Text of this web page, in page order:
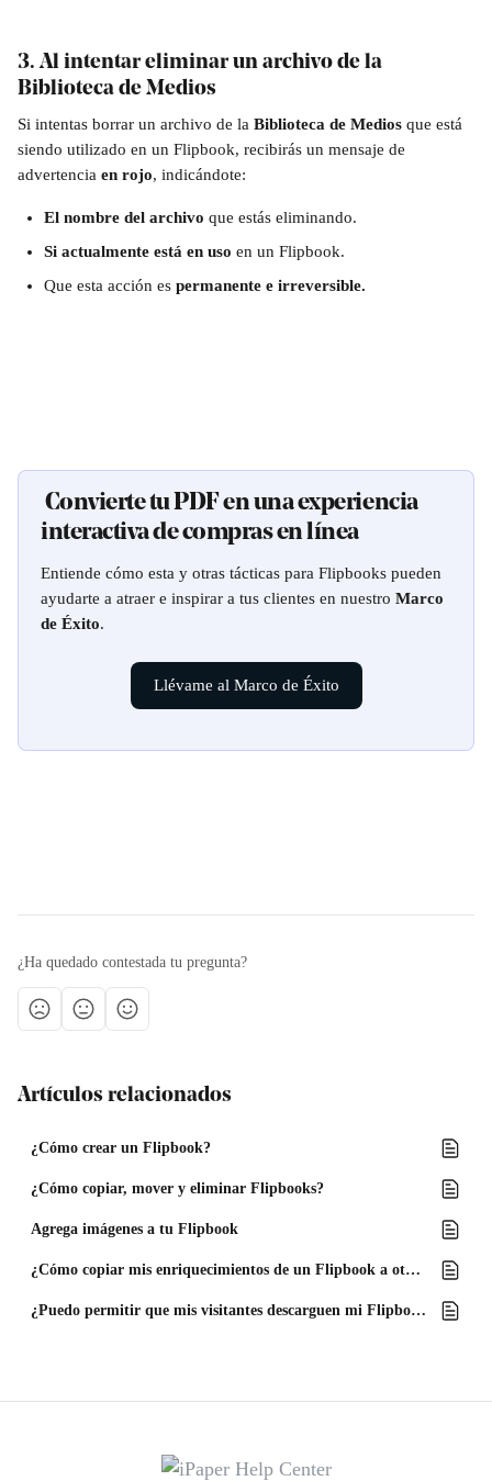
3. Al intentar eliminar un archivo de la
Biblioteca de Medios
Si intentas borrar un archivo de la Biblioteca de Medios que está
siendo utilizado en un Flipbook, recibirás un mensaje de
advertencia en rojo, indicándote:
El nombre del archivo que estás eliminando.
Si actualmente está en uso en un Flipbook.
Que esta acción es permanente e irreversible.
Convierte tu PDF en una experiencia
interactiva de compras en línea
Entiende cómo esta y otras tácticas para Flipbooks pueden
ayudarte a atraer e inspirar a tus clientes en nuestro Marco
de Éxito.
Llévame al Marco de Éxito
¿Ha quedado contestada tu pregunta?
Artículos relacionados
¿Cómo crear un Flipbook?
¿Cómo copiar, mover y eliminar Flipbooks?
Agrega imágenes a tu Flipbook
¿Cómo copiar mis enriquecimientos de un Flipbook a otro?
¿Puedo permitir que mis visitantes descarguen mi Flipbook?